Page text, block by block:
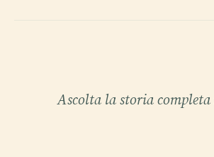
Ascolta la storia